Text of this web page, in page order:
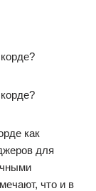
как
для
что и в